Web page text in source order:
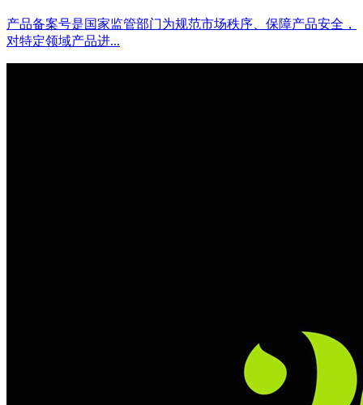
产品备案号是国家监管部门为规范市场秩序、保障产品安全，
对特定领域产品进...